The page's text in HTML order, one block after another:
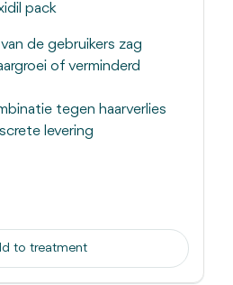
pack
de gebruikers zag
of verminderd
tegen haarverlies
levering
to treatment